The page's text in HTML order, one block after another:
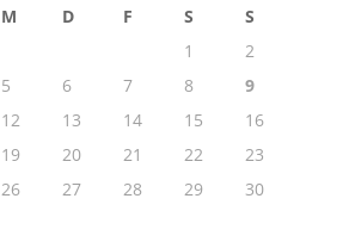
M D F S
S
1
2
5 6 7 8
9
12 13 14 15
16
19 20 21 22
23
26 27 28 29
30